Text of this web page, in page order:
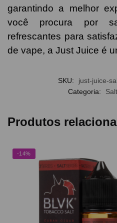
garantindo a melhor
você procura por
refrescantes para
de vape, a Just Juice é
SKU:
just-juice-
Categoria:
Produtos
-14%